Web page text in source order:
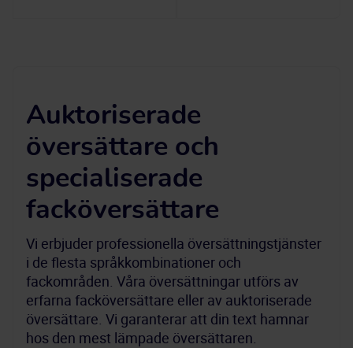
Auktoriserade
översättare och
specialiserade
facköversättare
Vi erbjuder professionella översättningstjänster
i de flesta språkkombinationer och
fackområden. Våra översättningar utförs av
erfarna facköversättare eller av auktoriserade
översättare. Vi garanterar att din text hamnar
hos den mest lämpade översättaren.